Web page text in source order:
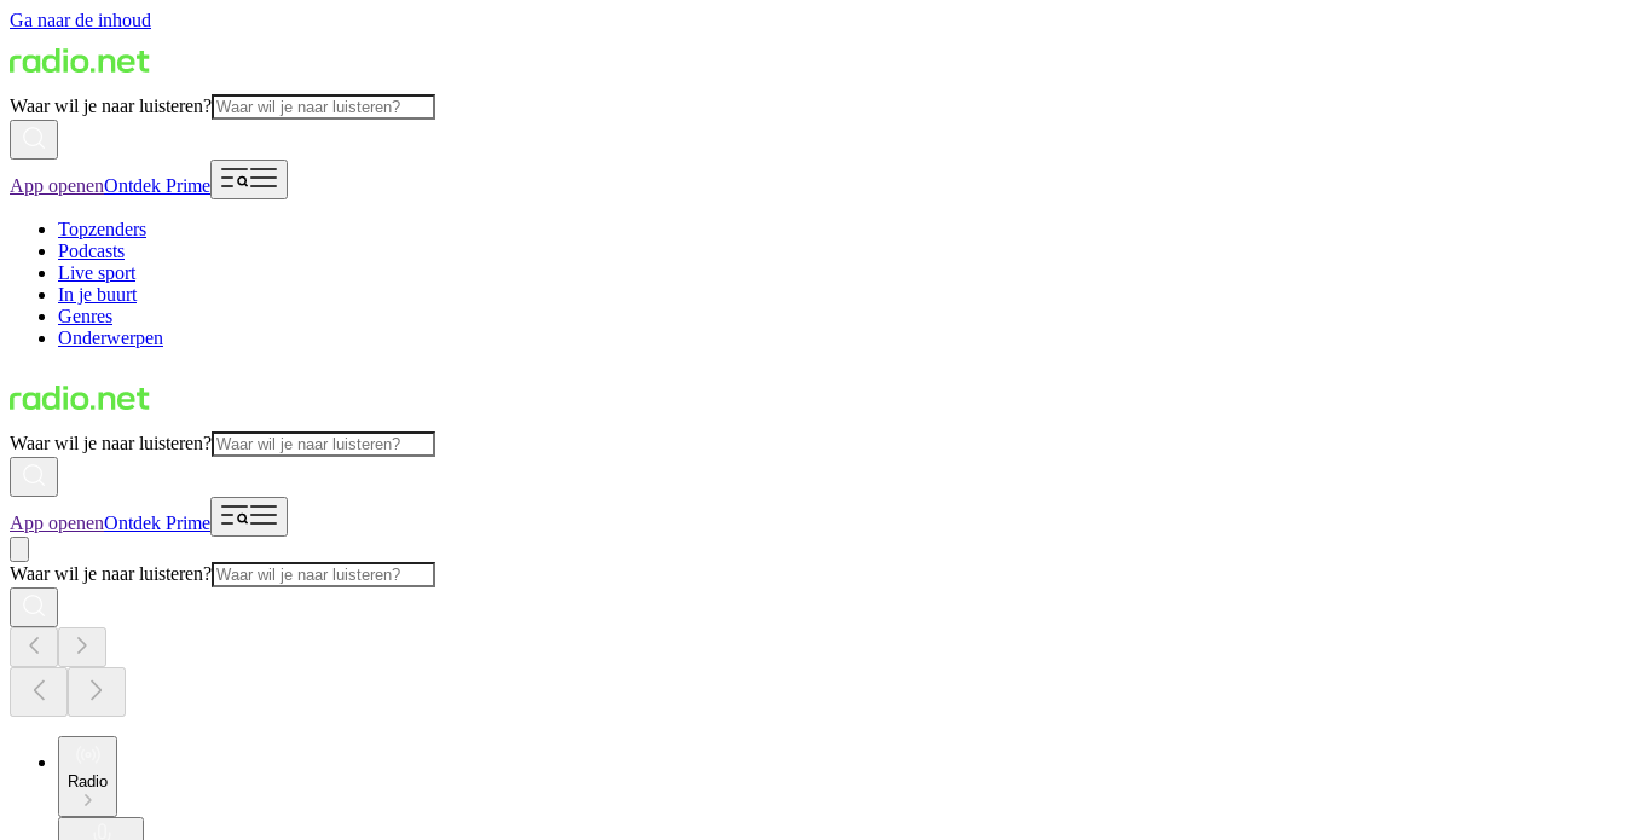
Ga naar de inhoud
Waar wil je naar luisteren?
App openenOntdek Prime
Topzenders
Podcasts
Live sport
In je buurt
Genres
Onderwerpen
Waar wil je naar luisteren?
App openenOntdek Prime
Waar wil je naar luisteren?
Radio